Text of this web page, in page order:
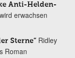
Anti-Helden-
erwachsen
Sterne“ Ridley
Roman